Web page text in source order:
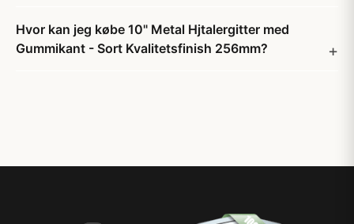
Hvor kan jeg købe 10" Metal Hjtalergitter med
Gummikant - Sort Kvalitetsfinish 256mm?